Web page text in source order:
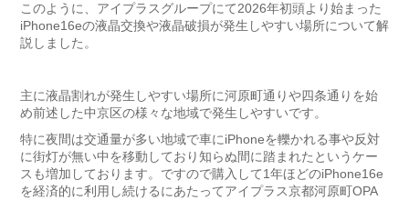
このように、アイプラスグループにて2026年初頭より始まった
iPhone16eの液晶交換や液晶破損が発生しやすい場所について解
説しました。
主に液晶割れが発生しやすい場所に河原町通りや四条通りを始
め前述した中京区の様々な地域で発生しやすいです。
特に夜間は交通量が多い地域で車にiPhoneを轢かれる事や反対
に街灯が無い中を移動しており知らぬ間に踏まれたというケー
スも増加しております。ですので購入して1年ほどのiPhone16e
を経済的に利用し続けるにあたってアイプラス京都河原町OPA